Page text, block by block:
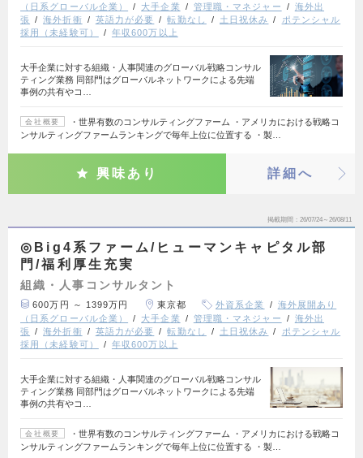
（日系グローバル企業）
大手企業 管理職・マネジャー
海外出
張
海外折衝 英語力が必要 転勤なし 土日祝休み
ポテンシャル
採用（未経験可）
年収600万以上
大手企業に対する組織・人事関連のグローバル戦略コンサル
ティング業務 同部門はグローバルネットワークによる先端
事例の共有やコ…
会社概要
・世界有数のコンサルティングファーム ・アメリカにおける戦略コ
ンサルティングファームランキングで毎年上位に位置する ・製…
興味あり 詳細へ
掲載期間 26/07/24～26/08/11
◎Big4系ファーム/ヒューマンキャピタル部
門/福利厚生充実
組織・人事コンサルタント
600万円 ～ 1399万円 東京都 外資系企業
海外展開あり
（日系グローバル企業）
大手企業 管理職・マネジャー
海外出
張
海外折衝 英語力が必要 転勤なし 土日祝休み
ポテンシャル
採用（未経験可）
年収600万以上
大手企業に対する組織・人事関連のグローバル戦略コンサル
ティング業務 同部門はグローバルネットワークによる先端
事例の共有やコ…
会社概要
・世界有数のコンサルティングファーム ・アメリカにおける戦略コ
ンサルティングファームランキングで毎年上位に位置する ・製…